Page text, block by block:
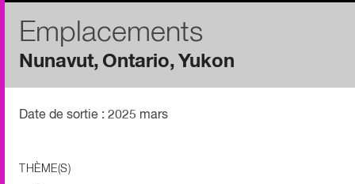
Emplacements
Nunavut Ontario Yukon
Date de sortie : 2025 mars
THÈME(S)